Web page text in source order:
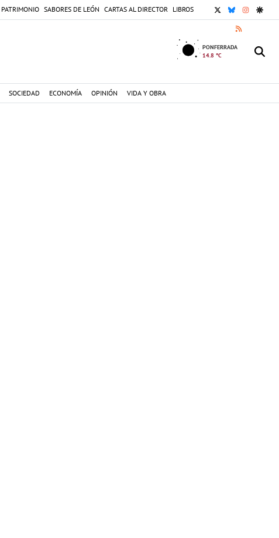
PATRIMONIO SABORES DE LEÓN CARTAS AL DIRECTOR LIBROS X BLUESKY
RSS
PONFERRADA
14.8 °C
SOCIEDAD ECONOMÍA OPINIÓN VIDA Y OBRA